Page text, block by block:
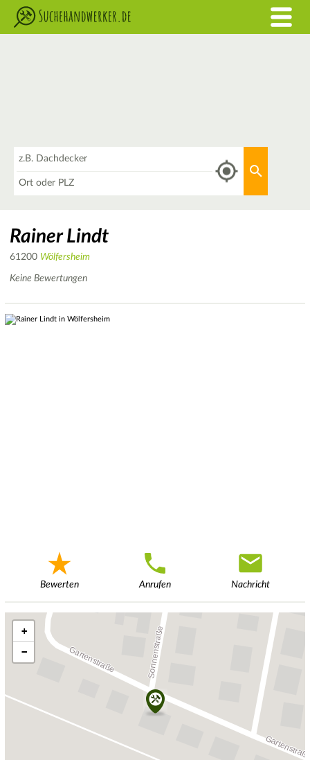
Rainer Lindt
61200 Wölfersheim
Keine Bewertungen
Bewerten Anrufen Nachricht
+
−